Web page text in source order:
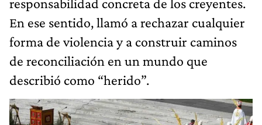
En ese sentido, llamó a rechazar cualquier
forma de violencia y a construir caminos
de reconciliación en un mundo que
describió como “herido”.